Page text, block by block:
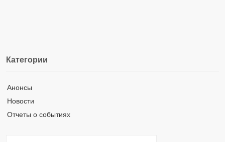
Категории
Анонсы
Новости
Отчеты о событиях